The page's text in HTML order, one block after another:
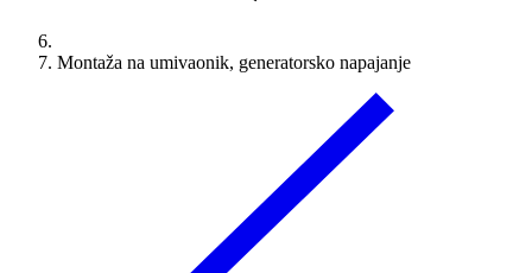
Montaža na umivaonik, generatorsko napajanje